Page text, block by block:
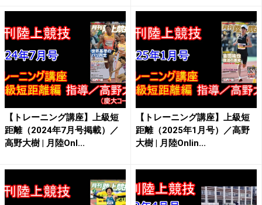
【トレーニング講座】上級短
距離（2024年7月号掲載）／
高野大樹 | 月陸Onl...
【トレーニング講座】上級短
距離（2025年1月号）／高野
大樹 | 月陸Onlin...